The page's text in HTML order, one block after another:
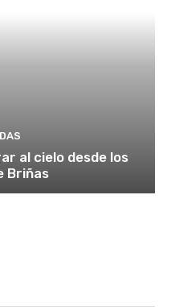
al cielo desde los
Briñas